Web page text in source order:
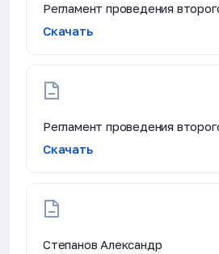
Регламент проведения
Скачать
Регламент проведения
Скачать
Степанов Александр